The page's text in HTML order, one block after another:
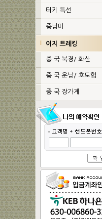
터키 특선
중남미
이지 트레킹
중 국 북경/ 화산
중 국 운남/ 호도협
중 국 장가계